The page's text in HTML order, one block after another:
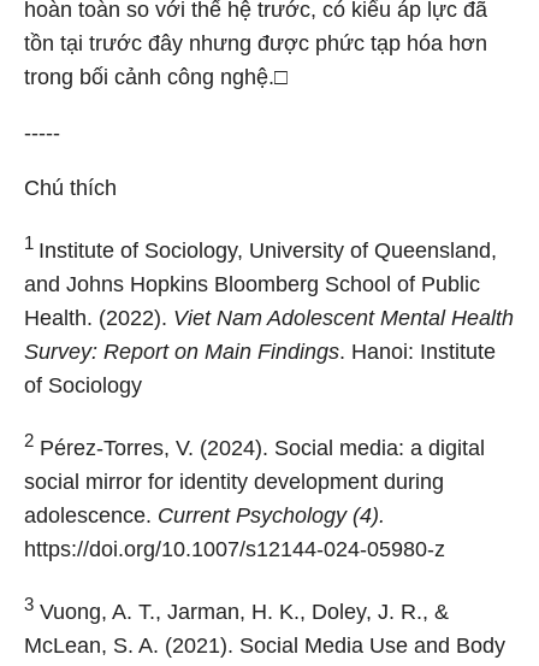
hoàn toàn so với thế hệ trước, có kiểu áp lực đã
tồn tại trước đây nhưng được phức tạp hóa hơn
trong bối cảnh công nghệ.□
-----
Chú thích
1 Institute of Sociology, University of Queensland,
and Johns Hopkins Bloomberg School of Public
Health. (2022). Viet Nam Adolescent Mental Health
Survey: Report on Main Findings. Hanoi: Institute
of Sociology
2 Pérez-Torres, V. (2024). Social media: a digital
social mirror for identity development during
adolescence. Current Psychology (4).
https://doi.org/10.1007/s12144-024-05980-z
3 Vuong, A. T., Jarman, H. K., Doley, J. R., &
McLean, S. A. (2021). Social Media Use and Body